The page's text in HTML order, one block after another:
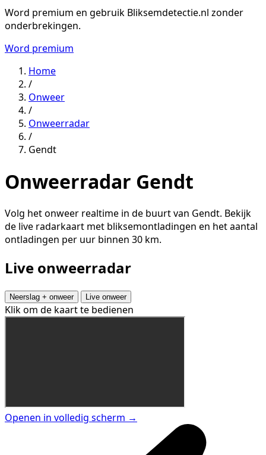
Word premium en gebruik Bliksemdetectie.nl zonder
onderbrekingen.
Word premium
Home
/
Onweer
/
Onweerradar
/
Gendt
Onweerradar Gendt
Volg het onweer realtime in de buurt van Gendt. Bekijk
de live radarkaart met bliksemontladingen en het aantal
ontladingen per uur binnen 30 km.
Live onweerradar
Neerslag + onweer Live onweer
Klik om de kaart te bedienen
Openen in volledig scherm →